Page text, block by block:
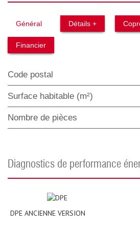
Général Détails +
Financier
Code postal
Surface habitable (m²)
Nombre de pièces
diagnostics de performance
DPE ANCIENNE VERSION